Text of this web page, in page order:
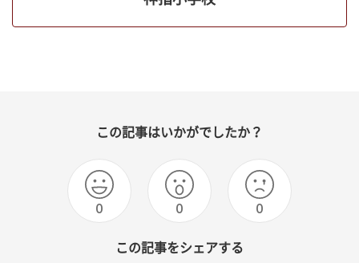
この記事はいかがでしたか？
0 0 0
この記事をシェアする